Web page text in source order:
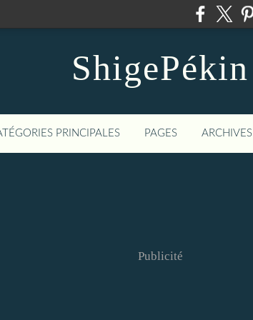
ShigePékin
PRINCIPALES PAGES ARCHIVES
Publicité